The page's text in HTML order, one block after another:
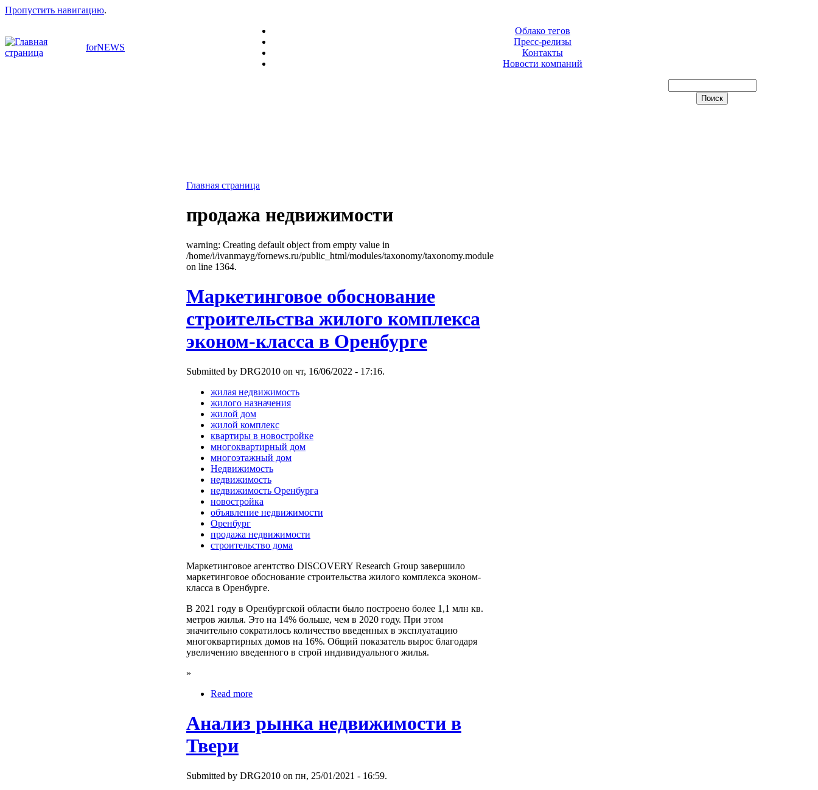
Пропустить навигацию.
forNEWS
Облако тегов
Пресс-релизы
Контакты
Новости компаний
Главная страница
продажа недвижимости
warning: Creating default object from empty value in
/home/i/ivanmayg/fornews.ru/public_html/modules/taxonomy/taxonomy.module
on line 1364.
Маркетинговое обоснование
строительства жилого комплекса
эконом-класса в Оренбурге
Submitted by DRG2010 on чт, 16/06/2022 - 17:16.
жилая недвижимость
жилого назначения
жилой дом
жилой комплекс
квартиры в новостройке
многоквартирный дом
многоэтажный дом
Недвижимость
недвижимость
недвижимость Оренбурга
новостройка
объявление недвижимости
Оренбург
продажа недвижимости
строительство дома
Маркетинговое агентство DISCOVERY Research Group завершило
маркетинговое обоснование строительства жилого комплекса эконом-
класса в Оренбурге.
В 2021 году в Оренбургской области было построено более 1,1 млн кв.
метров жилья. Это на 14% больше, чем в 2020 году. При этом
значительно сократилось количество введенных в эксплуатацию
многоквартирных домов на 16%. Общий показатель вырос благодаря
увеличению введенного в строй индивидуального жилья.
»
Read more
Анализ рынка недвижимости в
Твери
Submitted by DRG2010 on пн, 25/01/2021 - 16:59.